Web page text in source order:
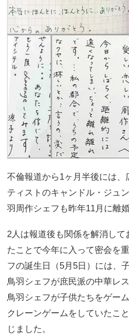
不倫報道から1ヶ月半後には
ティストのキャンドル・ジュ
羽周作シェフも昨年11月に離
2人は報道後も関係を解消し
たことで今年に入って密会を
フの誕生日（5月5日）には、
鳥羽シェフが庶民派の中華レ
鳥羽シェフが子供たちをゲー
クレーンゲームをしていたこ
じました。